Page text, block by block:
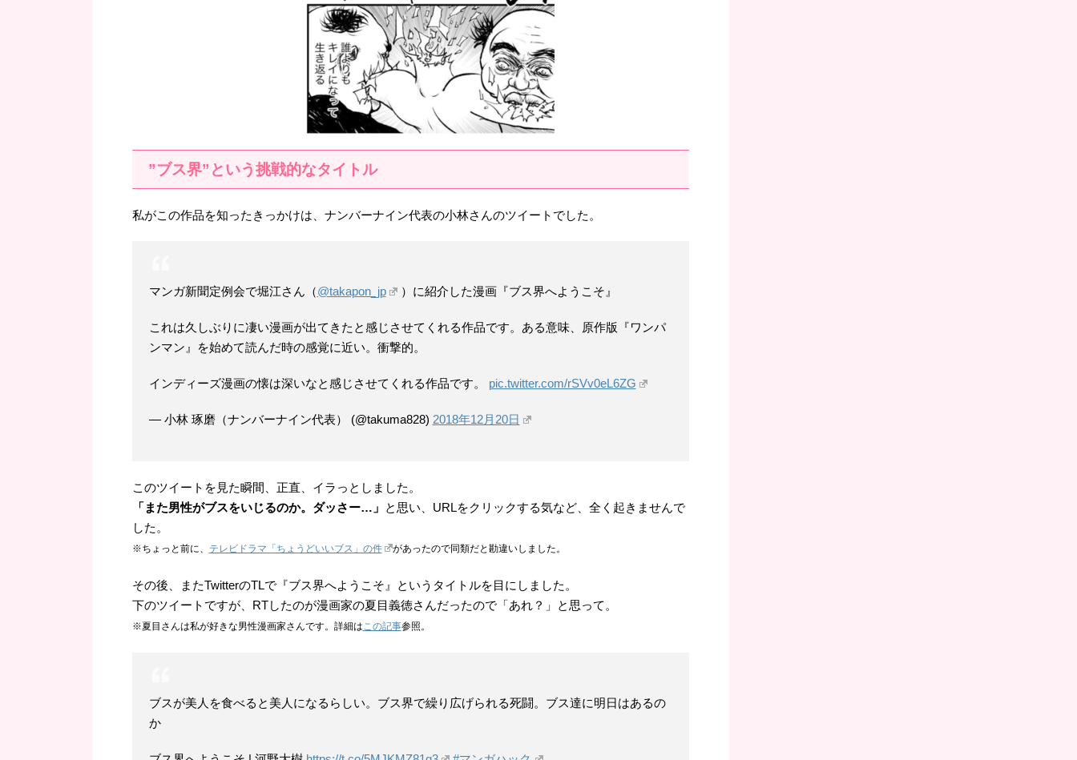
”ブス界”という挑戦的なタイトル
私がこの作品を知ったきっかけは、ナンバーナイン代表の小林さんのツイートでした。
マンガ新聞定例会で堀江さん（@takapon_jp ）に紹介した漫画『ブス界へようこそ』
これは久しぶりに凄い漫画が出てきたと感じさせてくれる作品です。ある意味、原作版『ワンパ
ンマン』を始めて読んだ時の感覚に近い。衝撃的。
インディーズ漫画の懐は深いなと感じさせてくれる作品です。 pic.twitter.com/rSVv0eL6ZG
— 小林 琢磨（ナンバーナイン代表） (@takuma828) 2018年12月20日
このツイートを見た瞬間、正直、イラっとしました。
「また男性がブスをいじるのか。ダッさー…」 と思い、URLをクリックする気など、全く起きませんで
した。
※ちょっと前に、 テレビドラマ「ちょうどいいブス」の件 があったので同類だと勘違いしました。
その後、またTwitterのTLで『ブス界へようこそ』というタイトルを目にしました。
下のツイートですが、RTしたのが漫画家の夏目義徳さんだったので「あれ？」と思って。
※夏目さんは私が好きな男性漫画家さんです。詳細はこの記事参照。
ブスが美人を食べると美人になるらしい。ブス界で繰り広げられる死闘。ブス達に明日はあるの
か